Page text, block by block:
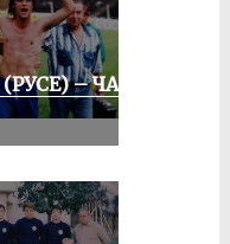
– ЧАСТ